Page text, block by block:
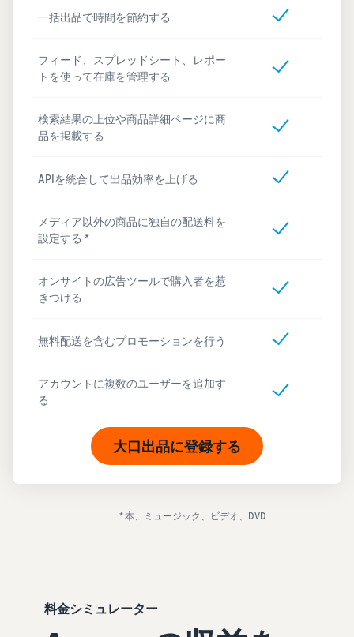
一括出品で時間を節約する
フィード、スプレッドシート、レポー
トを使って在庫を管理する
検索結果の上位や商品詳細ページに商
品を掲載する
APIを統合して出品効率を上げる
メディア以外の商品に独自の配送料を
設定する *
オンサイトの広告ツールで購入者を惹
きつける
無料配送を含むプロモーションを行う
アカウントに複数のユーザーを追加す
る
大口出品に登録する
* 本、ミュージック、ビデオ、DVD
料金シミュレーター